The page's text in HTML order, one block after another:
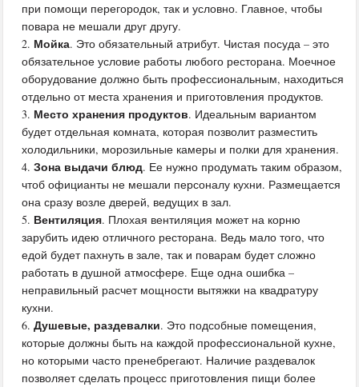
при помощи перегородок, так и условно. Главное, чтобы
повара не мешали друг другу.
Мойка. Это обязательный атрибут. Чистая посуда – это
обязательное условие работы любого ресторана. Моечное
оборудование должно быть профессиональным, находиться
отдельно от места хранения и приготовления продуктов.
Место хранения продуктов. Идеальным вариантом
будет отдельная комната, которая позволит разместить
холодильники, морозильные камеры и полки для хранения.
Зона выдачи блюд. Ее нужно продумать таким образом,
чтоб официанты не мешали персоналу кухни. Размещается
она сразу возле дверей, ведущих в зал.
Вентиляция. Плохая вентиляция может на корню
зарубить идею отличного ресторана. Ведь мало того, что
едой будет пахнуть в зале, так и поварам будет сложно
работать в душной атмосфере. Еще одна ошибка –
неправильный расчет мощности вытяжки на квадратуру
кухни.
Душевые, раздевалки. Это подсобные помещения,
которые должны быть на каждой профессиональной кухне,
но которыми часто пренебрегают. Наличие раздевалок
позволяет сделать процесс приготовления пищи более